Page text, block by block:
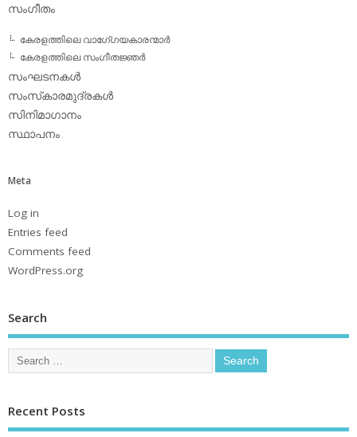
സംഗീതം
കേരളത്തിലെ വാഗേ്ഗയകാരന്മാര്‍
കേരളത്തിലെ സംഗീതജ്ഞര്‍
സംഘടനകള്‍
സംസ്‌കാരമുദ്രകള്‍
സിനിമാഗാനം
സ്ഥാപനം
Meta
Log in
Entries feed
Comments feed
WordPress.org
Search
Recent Posts